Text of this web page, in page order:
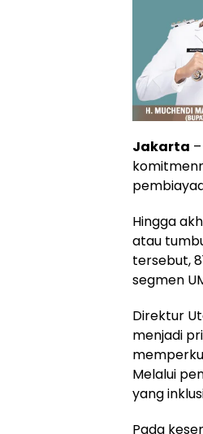
Jakarta
Hingga
atau
tersebut,
segmen
Direktur
menjadi
Melalui
yang
Pada